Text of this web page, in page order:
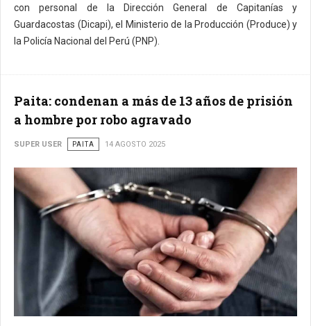
con personal de la Dirección General de Capitanías y
Guardacostas (Dicapi), el Ministerio de la Producción (Produce) y
la Policía Nacional del Perú (PNP).
Paita: condenan a más de 13 años de prisión
a hombre por robo agravado
SUPER USER PAITA 14 AGOSTO 2025